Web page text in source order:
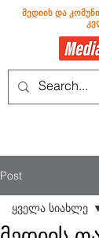
მედიის და
Post
ყველა სიახლე